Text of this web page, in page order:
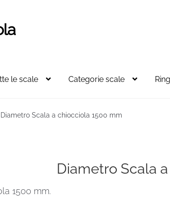
le scale Categorie scale
Diametro Scala a chiocciola 1500 mm
Diametro Scala
1500 mm.